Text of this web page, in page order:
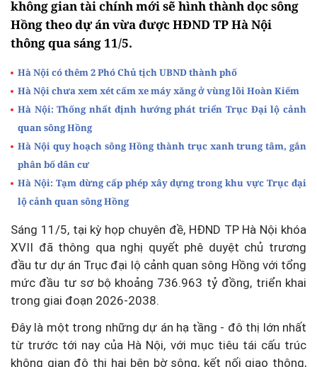
không gian tài chính mới sẽ hình thành dọc sông
Hồng theo dự án vừa được HĐND TP Hà Nội
thông qua sáng 11/5.
Hà Nội có thêm 2 Phó Chủ tịch UBND thành phố
Hà Nội chưa xem xét cấm xe máy xăng ở vùng lõi Hoàn Kiếm
Hà Nội: Thống nhất định hướng phát triển Trục Đại lộ cảnh
quan sông Hồng
Hà Nội quy hoạch sông Hồng thành trục xanh trung tâm, gắn
phân bố dân cư
Hà Nội: Tạm dừng cấp phép xây dựng trong khu vực Trục đại
lộ cảnh quan sông Hồng
Sáng 11/5, tại kỳ họp chuyên đề, HĐND TP Hà Nội khóa
XVII đã thông qua nghị quyết phê duyệt chủ trương
đầu tư dự án Trục đại lộ cảnh quan sông Hồng với tổng
mức đầu tư sơ bộ khoảng 736.963 tỷ đồng, triển khai
trong giai đoạn 2026-2038.
Đây là một trong những dự án hạ tầng - đô thị lớn nhất
từ trước tới nay của Hà Nội, với mục tiêu tái cấu trúc
không gian đô thị hai bên bờ sông, kết nối giao thông,